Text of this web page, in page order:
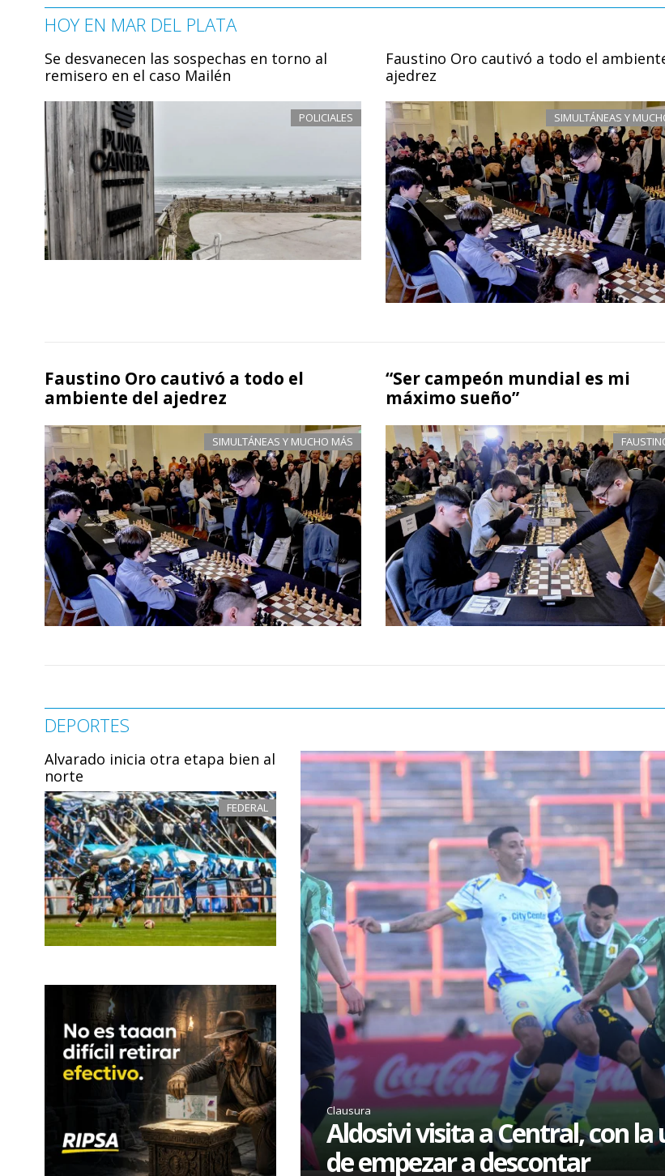
HOY EN MAR DEL PLATA
Se desvanecen las sospechas en torno al
remisero en el caso Mailén
POLICIALES
Faustino Oro cautivó a todo el
ajedrez
SIMULTÁNEAS Y
Faustino Oro cautivó a todo el
ambiente del ajedrez
SIMULTÁNEAS Y MUCHO MÁS
“Ser campeón mundial es mi
máximo sueño”
DEPORTES
Alvarado inicia otra etapa bien al
norte
FEDERAL
Clausura
Aldosivi visita a Central, con la
de empezar a descontar